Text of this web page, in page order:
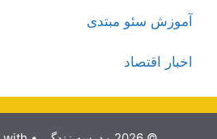
آموزش سئو مبتدی
اخبار اقتصاد